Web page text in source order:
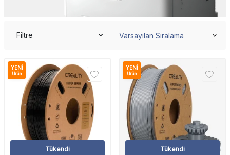
Filtre
YENI
Ürün
Tükendi
YENI
Ürün
Tükendi